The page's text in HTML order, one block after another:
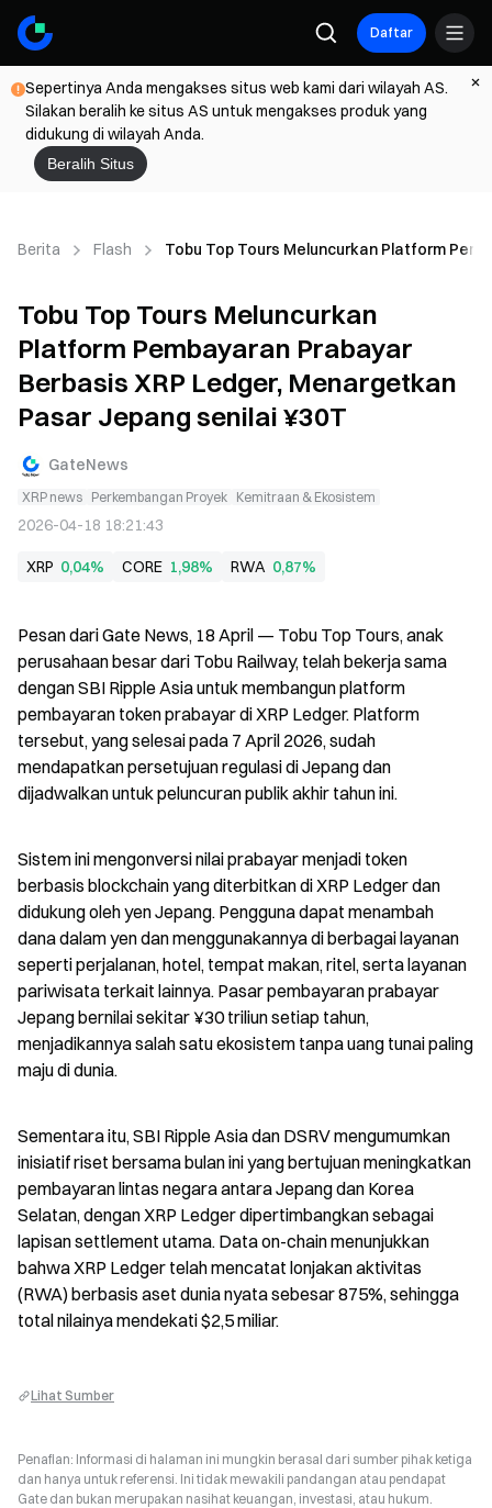
Daftar
Sepertinya Anda mengakses situs web kami dari wilayah AS.
Silakan beralih ke situs AS untuk mengakses produk yang
didukung di wilayah Anda.
Beralih Situs
Berita Flash Tobu Top Tours Meluncurkan Platform
Tobu Top Tours Meluncurkan
Platform Pembayaran Prabayar
Berbasis XRP Ledger, Menargetkan
Pasar Jepang senilai ¥30T
GateNews
XRP news Perkembangan Proyek Kemitraan & Ekosistem
2026-04-18 18:21:43
XRP 0,04% CORE 1,98% RWA 0,87%
Pesan dari Gate News, 18 April — Tobu Top Tours, anak
perusahaan besar dari Tobu Railway, telah bekerja sama
dengan SBI Ripple Asia untuk membangun platform
pembayaran token prabayar di XRP Ledger. Platform
tersebut, yang selesai pada 7 April 2026, sudah
mendapatkan persetujuan regulasi di Jepang dan
dijadwalkan untuk peluncuran publik akhir tahun ini.
Sistem ini mengonversi nilai prabayar menjadi token
berbasis blockchain yang diterbitkan di XRP Ledger dan
didukung oleh yen Jepang. Pengguna dapat menambah
dana dalam yen dan menggunakannya di berbagai layanan
seperti perjalanan, hotel, tempat makan, ritel, serta layanan
pariwisata terkait lainnya. Pasar pembayaran prabayar
Jepang bernilai sekitar ¥30 triliun setiap tahun,
menjadikannya salah satu ekosistem tanpa uang tunai paling
maju di dunia.
Sementara itu, SBI Ripple Asia dan DSRV mengumumkan
inisiatif riset bersama bulan ini yang bertujuan meningkatkan
pembayaran lintas negara antara Jepang dan Korea
Selatan, dengan XRP Ledger dipertimbangkan sebagai
lapisan settlement utama. Data on-chain menunjukkan
bahwa XRP Ledger telah mencatat lonjakan aktivitas
(RWA) berbasis aset dunia nyata sebesar 875%, sehingga
total nilainya mendekati $2,5 miliar.
Lihat Sumber
Penafian: Informasi di halaman ini mungkin berasal dari sumber pihak ketiga
dan hanya untuk referensi. Ini tidak mewakili pandangan atau pendapat
Gate dan bukan merupakan nasihat keuangan, investasi, atau hukum.